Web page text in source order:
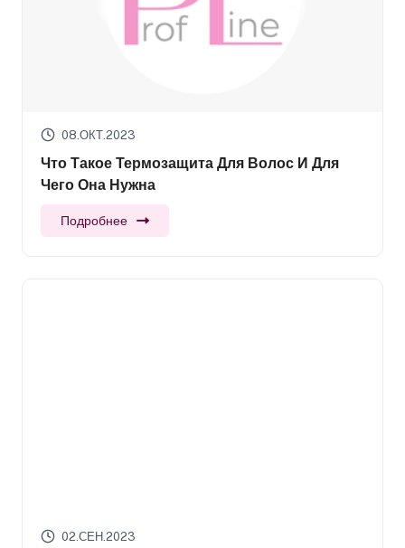
08.ОКТ.2023
Что Такое Термозащита Для Волос И Для
Чего Она Нужна
Подробнее
02.СЕН.2023